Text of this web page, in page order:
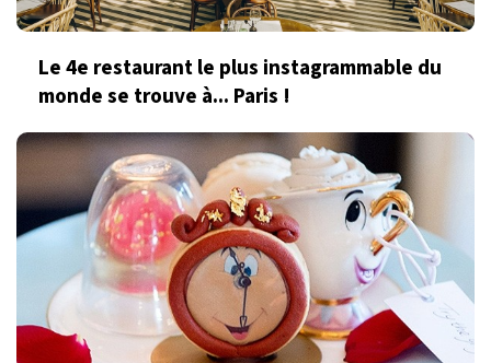
Le 4e restaurant le plus instagrammable du
monde se trouve à... Paris !